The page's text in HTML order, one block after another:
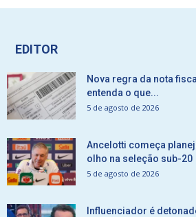
EDITOR
Nova regra da nota
entenda o que...
5 de agosto de 2026
Ancelotti começa
olho na seleção sub-20
5 de agosto de 2026
Influenciador é